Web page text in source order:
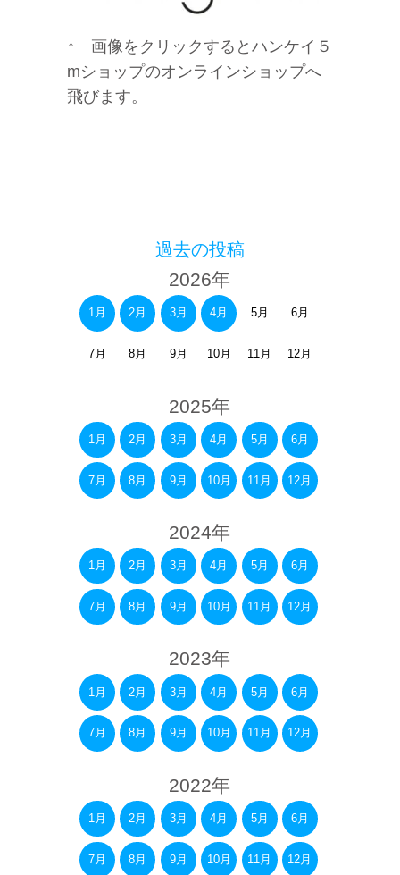
↑ 画像をクリックするとハンケイ５
mショップのオンラインショップへ
飛びます。
過去の投稿
2026年
1月 2月 3月 4月 5月 6月
7月 8月 9月 10月 11月 12月
2025年
1月 2月 3月 4月 5月 6月
7月 8月 9月 10月 11月 12月
2024年
1月 2月 3月 4月 5月 6月
7月 8月 9月 10月 11月 12月
2023年
1月 2月 3月 4月 5月 6月
7月 8月 9月 10月 11月 12月
2022年
1月 2月 3月 4月 5月 6月
7月 8月 9月 10月 11月 12月